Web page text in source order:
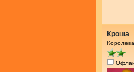
Кроша